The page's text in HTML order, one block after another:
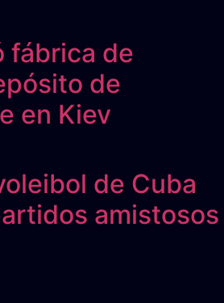
fábrica de
de
en Kiev
de Cuba
amistosos